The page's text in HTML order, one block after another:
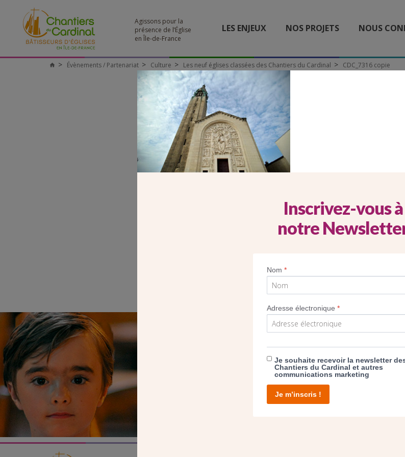
Agissons pour la
présence de l’Église
en Île-de-France
LES ENJEUX NOS PROJETS NOUS
Chantiers
Évènements / Partenariat Culture Les neuf églises classées des Chantiers du Cardinal CDC_7316 copie
CDC_7316 COPIE
Imprimer
SEUL VOTRE DON
NOUS PERMET D’AGIR
Inscrivez-vous à
notre
Nom*
Adresse électronique*
Je souhaite recevoir la newsletter
Chantiers du Cardinal et autres
communications marketing
Je m’inscris !